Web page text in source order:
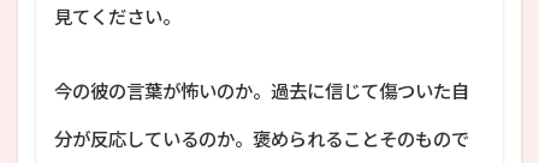
見てください。
今の彼の言葉が怖いのか。過去に信じて傷ついた自
分が反応しているのか。褒められることそのもので